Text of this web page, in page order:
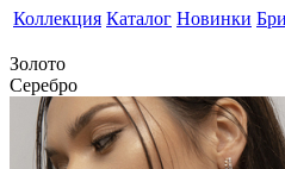
Коллекция Каталог Новинки
Золото
Серебро